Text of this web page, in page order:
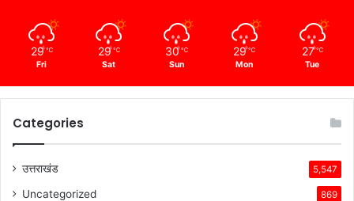
29 ℃
Fri
29 ℃
Sat
30 ℃
Sun
29 ℃
Mon
27 ℃
Tue
Categories
उत्तराखंड 5,547
Uncategorized 869